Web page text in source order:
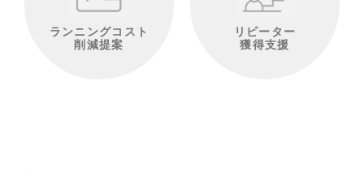
ランニングコスト
削減提案
リピーター
獲得支援